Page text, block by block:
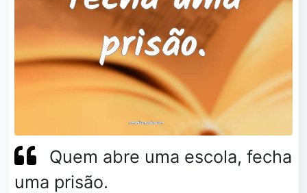
Quem abre uma escola, fecha
uma prisão.